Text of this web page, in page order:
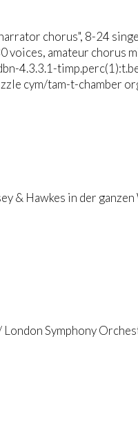
chorus", 8-24
voices, amateur chorus
4.3.3.1-
cym/tam-t-chamber
& Hawkes in der
Symphony